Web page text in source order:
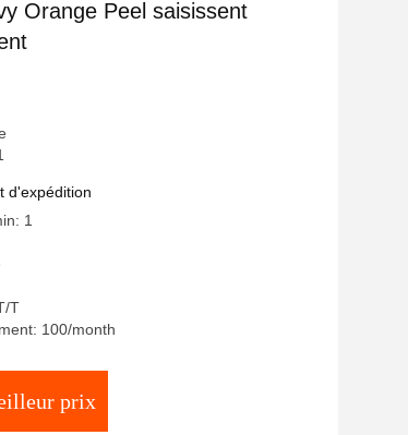
Orange Peel saisissent
d'expédition
1
T
100/month
prix